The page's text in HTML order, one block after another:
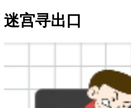
迷宫寻出口